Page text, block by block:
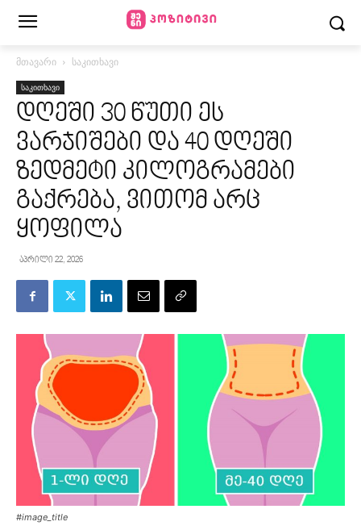
მთავარი საკითხავი
საკითხავი
დღეში 30 წუთი ეს
ვარჯიშები და 40 დღეში
ზედმეტი კილოგრამები
გაქრება, ვითომ არც
ყოფილა
აპრილი 22, 2026
#image_title